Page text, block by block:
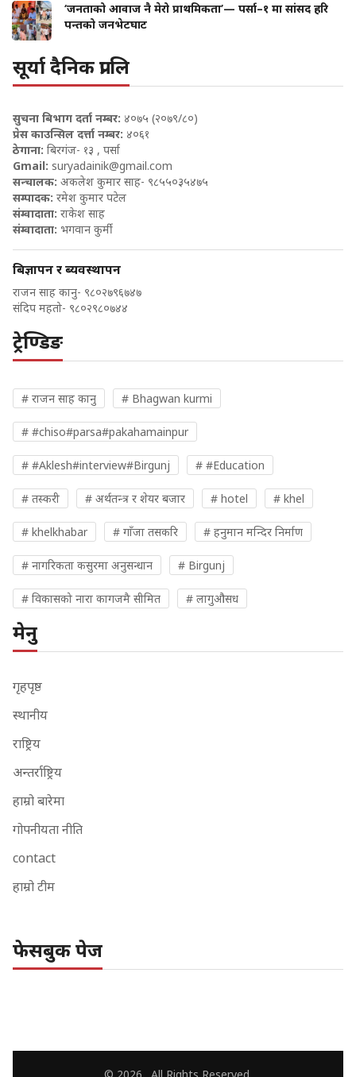
‘जनताको आवाज नै मेरो प्राथमिकता’— पर्सा–१ मा सांसद हरि
पन्तको जनभेटघाट
सूर्या दैनिक प्रा लि
सुचना बिभाग दर्ता नम्बर: ४०७५ (२०७९/८०)
प्रेस काउन्सिल दर्त्ता नम्बर: ४०६१
ठेगाना: बिरगंज- १३ , पर्सा
Gmail: suryadainik@gmail.com
सन्चालक: अकलेश कुमार साह- ९८५५०३५४७५
सम्पादक: रमेश कुमार पटेल
संम्वादाता: राकेश साह
संम्वादाता: भगवान कुर्मी
बिज्ञापन र ब्यवस्थापन
राजन साह कानु- ९८०२७९६७४७
संदिप महतो- ९८०२९८०७४४
ट्रेण्डिङ
# राजन साह कानु # Bhagwan kurmi
# #chiso#parsa#pakahamainpur
# #Aklesh#interview#Birgunj # #Education
# तस्करी # अर्थतन्त्र र शेयर बजार # hotel # khel
# khelkhabar # गाँजा तसकरि # हनुमान मन्दिर निर्माण
# नागरिकता कसुरमा अनुसन्धान # Birgunj
# विकासको नारा कागजमै सीमित # लागुऔसध
मेनु
गृहपृष्ठ
स्थानीय
राष्ट्रिय
अन्तर्राष्ट्रिय
हाम्रो बारेमा
गोपनीयता नीति
contact
हाम्रो टीम
फेसबुक पेज